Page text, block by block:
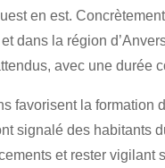
en est.
dans la région
avec une durée
favorisent la formation
signalé des habitants
et rester